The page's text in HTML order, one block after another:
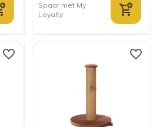
Spaar met My
Loyalty